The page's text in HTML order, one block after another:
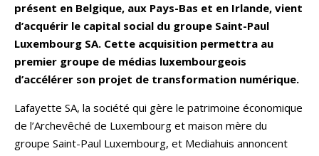
présent en Belgique, aux Pays-Bas et en Irlande, vient
d’acquérir le capital social du groupe Saint-Paul
Luxembourg SA. Cette acquisition permettra au
premier groupe de médias luxembourgeois
d’accélérer son projet de transformation numérique.
Lafayette SA, la société qui gère le patrimoine économique
de l’Archevêché de Luxembourg et maison mère du
groupe Saint-Paul Luxembourg, et Mediahuis annoncent